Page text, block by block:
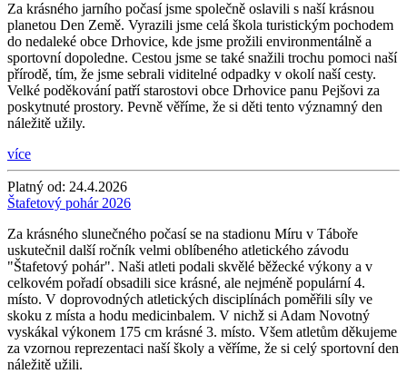
Za krásného jarního počasí jsme společně oslavili s naší krásnou
planetou Den Země. Vyrazili jsme celá škola turistickým pochodem
do nedaleké obce Drhovice, kde jsme prožili environmentálně a
sportovní dopoledne. Cestou jsme se také snažili trochu pomoci naší
přírodě, tím, že jsme sebrali viditelné odpadky v okolí naší cesty.
Velké poděkování patří starostovi obce Drhovice panu Pejšovi za
poskytnuté prostory. Pevně věříme, že si děti tento významný den
náležitě užily.
více
Platný od: 24.4.2026
Štafetový pohár 2026
Za krásného slunečného počasí se na stadionu Míru v Táboře
uskutečnil další ročník velmi oblíbeného atletického závodu
"Štafetový pohár". Naši atleti podali skvělé běžecké výkony a v
celkovém pořadí obsadili sice krásné, ale nejméně populární 4.
místo. V doprovodných atletických disciplínách poměřili síly ve
skoku z místa a hodu medicinbalem. V nichž si Adam Novotný
vyskákal výkonem 175 cm krásné 3. místo. Všem atletům děkujeme
za vzornou reprezentaci naší školy a věříme, že si celý sportovní den
náležitě užili.